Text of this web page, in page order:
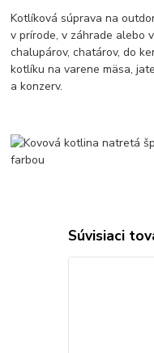
Kotlíková súprava na
v prírode, v záhrade alebo
chalupárov, chatárov, do
kotlíku na varene mäsa,
a konzerv.
Súvisiaci